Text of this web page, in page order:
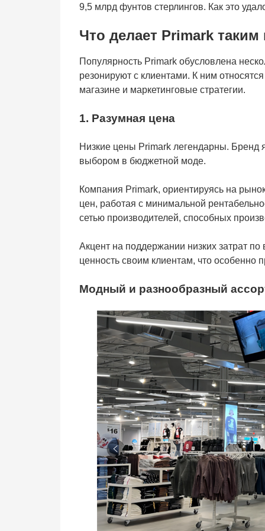
9,5 млрд фунтов стерлингов. Как это
Что делает Primark
Популярность Primark обусловлена
резонируют с клиентами. К ним
магазине и маркетинговые стратегии.
1. Разумная цена
Низкие цены Primark легендарны. Бренд
выбором в бюджетной моде.
Компания Primark, ориентируясь на
цен, работая с минимальной
сетью производителей, способных
Акцент на поддержании низких затрат по
ценность своим клиентам, что особенно
Модный и разнообразный